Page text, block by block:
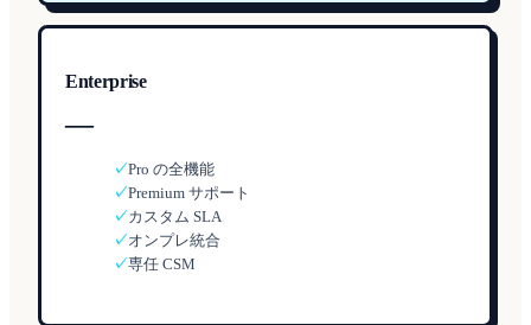
Enterprise
—
✓Pro の全機能
✓Premium サポート
✓カスタム SLA
✓オンプレ統合
✓専任 CSM